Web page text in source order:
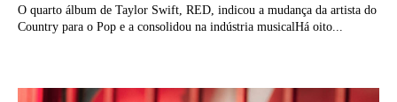
O quarto álbum de Taylor Swift, RED, indicou a mudança da artista do
Country para o Pop e a consolidou na indústria musicalHá oito...